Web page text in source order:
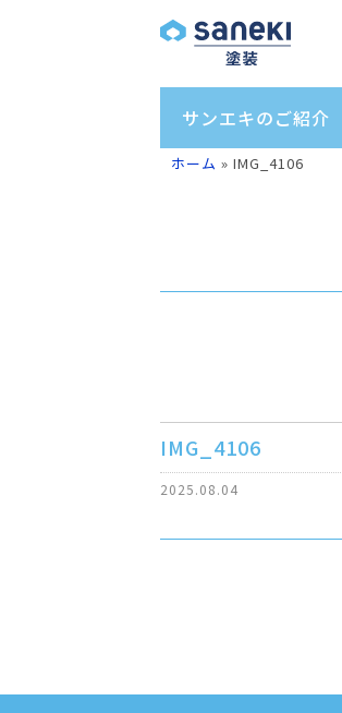
サンエキのご紹介
ホーム » IMG_4106
IMG_4106
2025.08.04